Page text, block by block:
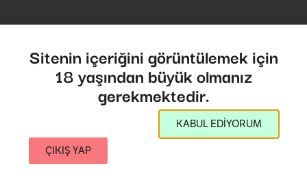
Sitenin içeriğini görüntülemek için
18 yaşından büyük olmanız
gerekmektedir.
KABUL EDİYORUM
ÇIKIŞ YAP